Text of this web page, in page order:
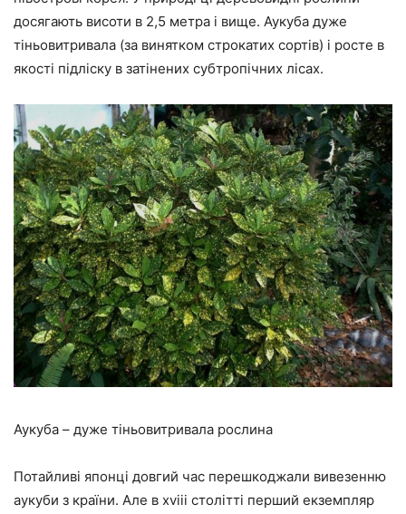
досягають висоти в 2,5 метра і вище. Аукуба дуже
тіньовитривала (за винятком строкатих сортів) і росте в
якості підліску в затінених субтропічних лісах.
Аукуба – дуже тіньовитривала рослина
Потайливі японці довгий час перешкоджали вивезенню
аукуби з країни. Але в xviii столітті перший екземпляр